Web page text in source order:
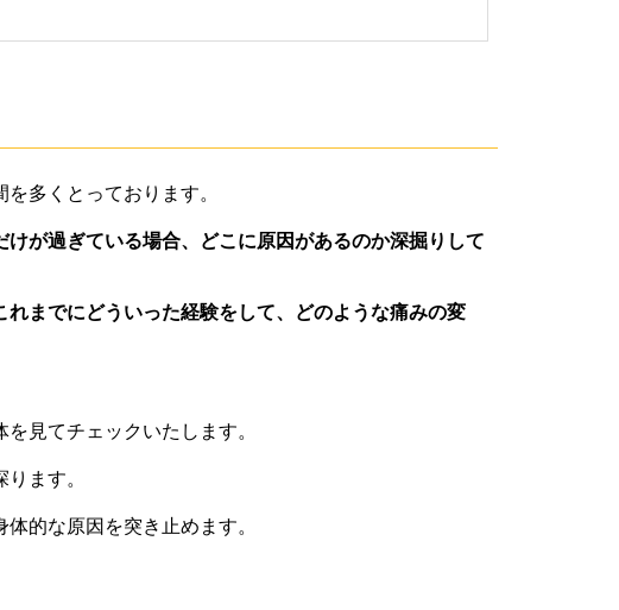
多くとっております。
が過ぎている場合、どこに原因があるのか深掘りして
までにどういった経験をして、どのような痛みの変
見てチェックいたします。
ます。
的な原因を突き止めます。